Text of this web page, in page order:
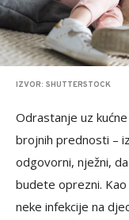
IZVOR: SHUTTERSTOCK
Odrastanje uz
brojnih prednosti –
odgovorni, nježni,
budete oprezni. Kao
neke infekcije na